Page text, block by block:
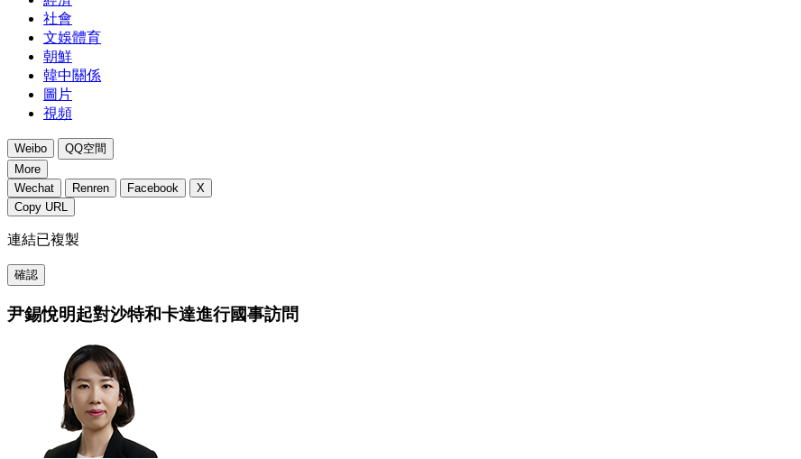
社會
文娛體育
朝鮮
韓中關係
圖片
視頻
Weibo
QQ空間
More
Wechat
Renren Facebook
X
Copy URL
連結已複製
確認
尹錫悅明起對沙特和卡達進行國事訪問